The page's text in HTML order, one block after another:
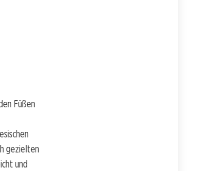
Füßen
gezielten
und